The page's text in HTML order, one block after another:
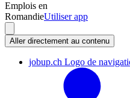
Emplois en
RomandieUtiliser app
Aller directement au contenu
jobup.ch Logo de